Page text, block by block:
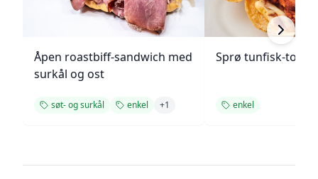
Åpen roastbiff-sandwich med
surkål og ost
søt- og surkål enkel +1
Sprø tunfisk-
enkel